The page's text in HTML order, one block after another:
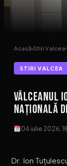
Acasă›Stiri Valcea›
STIRI VALCEA
Vâlceanul
Națională
04 iulie 2026,
Dr. Ion